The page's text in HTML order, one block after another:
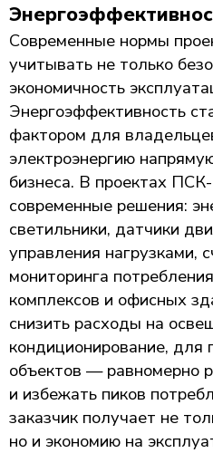
Современные нормы
учитывать не только
экономичность
Энергоэффективность
фактором для
электроэнергию
бизнеса. В проектах
современные решения:
светильники, датчики
управления нагрузками,
мониторинга
комплексов и офисных
снизить расходы на
кондиционирование,
объектов — равномерно
и избежать пиков
заказчик получает не
но и экономию на